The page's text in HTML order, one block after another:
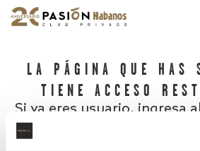
LA PÁGINA QUE HAS
TIENE ACCESO
Si ya eres usuario, ingresa